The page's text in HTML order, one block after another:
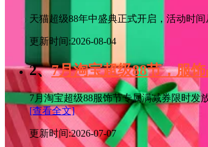
天猫超级88年中盛典正式开启，活动时
更新时间:2026-08-04
2、7月淘宝超级88节，服
7月淘宝超级88服饰节专属满减券限时发
[查看全文]
更新时间:2026-07-07